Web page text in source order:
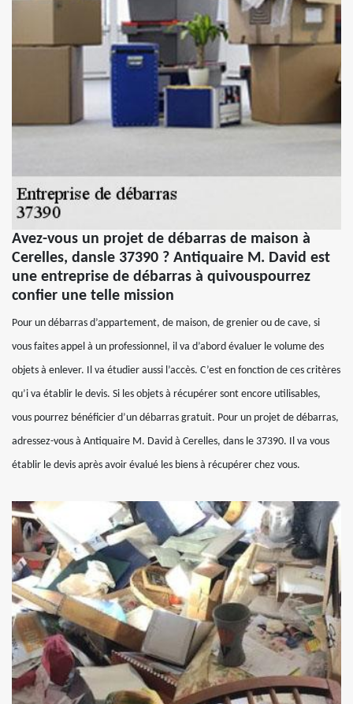
Avez-vous un projet de débarras de maison à
Cerelles, dansle 37390 ? Antiquaire M. David est
une entreprise de débarras à quivouspourrez
confier une telle mission
Pour un débarras d’appartement, de maison, de grenier ou de cave, si
vous faites appel à un professionnel, il va d’abord évaluer le volume des
objets à enlever. Il va étudier aussi l’accès. C’est en fonction de ces critères
qu’i va établir le devis. Si les objets à récupérer sont encore utilisables,
vous pourrez bénéficier d’un débarras gratuit. Pour un projet de débarras,
adressez-vous à Antiquaire M. David à Cerelles, dans le 37390. Il va vous
établir le devis après avoir évalué les biens à récupérer chez vous.